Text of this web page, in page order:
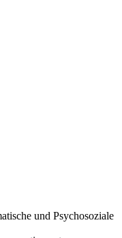
und Psychosoziale